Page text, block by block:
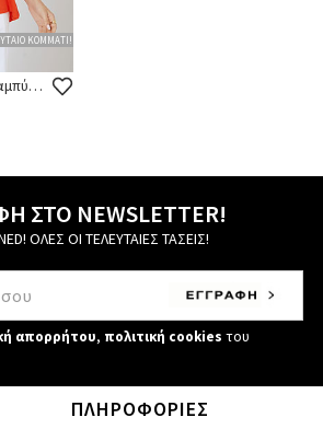
ΚΟΜΜΑΤΙ!
Oversized μπλούζα με καμπύλη στο τελείωμα
ΣΤΟ NEWSLETTER!
ΟΛΕΣ ΟΙ ΤΕΛΕΥΤΑΙΕΣ ΤΑΣΕΙΣ!
απορρήτου, πολιτική cookies του
ΠΛΗΡΟΦΟΡΙΕΣ